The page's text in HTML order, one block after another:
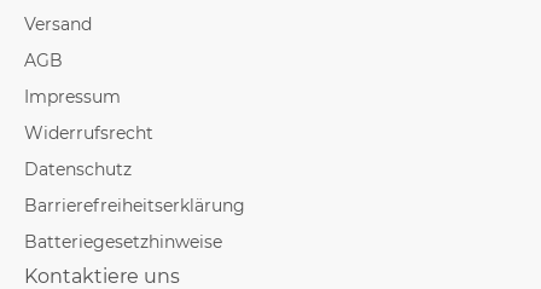
Versand
AGB
Impressum
Widerrufsrecht
Datenschutz
Barrierefreiheitserklärung
Batteriegesetzhinweise
Kontaktiere uns